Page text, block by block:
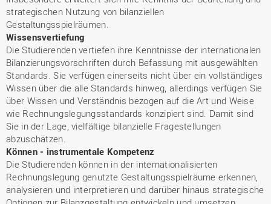
strategischen Nutzung von bilanziellen
Gestaltungsspielräumen.
Wissensvertiefung
Die Studierenden vertiefen ihre Kenntnisse der internationalen
Bilanzierungsvorschriften durch Befassung mit ausgewählten
Standards. Sie verfügen einerseits nicht über ein vollständiges
Wissen über die alle Standards hinweg, allerdings verfügen Sie
über Wissen und Verständnis bezogen auf die Art und Weise
wie Rechnungslegungsstandards konzipiert sind. Damit sind
Sie in der Lage, vielfältige bilanzielle Fragestellungen
abzuschätzen.
Können - instrumentale Kompetenz
Die Studierenden können in der internationalisierten
Rechnungslegung genutzte Gestaltungsspielräume erkennen,
analysieren und interpretieren und darüber hinaus strategische